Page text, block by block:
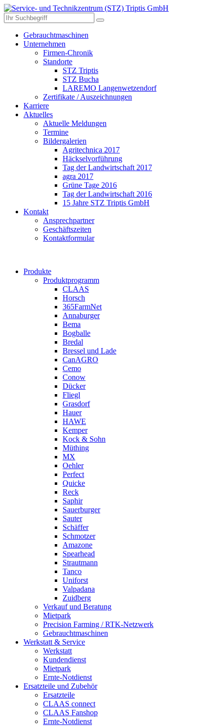
Gebrauchtmaschinen
Unternehmen
Firmen-Chronik
Standorte
STZ Triptis
STZ Bucha
LAREMO Langenwetzendorf
Zertifikate / Auszeichnungen
Karriere
Aktuelles
Aktuelle Meldungen
Termine
Bildergalerien
Agritechnica 2017
Häckselvorführung
Tag der Landwirtschaft 2017
agra 2017
Grüne Tage 2016
Tag der Landwirtschaft 2016
15 Jahre STZ Triptis GmbH
Kontakt
Ansprechpartner
Geschäftszeiten
Kontaktformular
Produkte
Produktprogramm
CLAAS
Horsch
365FarmNet
Annaburger
Bema
Bogballe
Bredal
Bressel und Lade
CanAGRO
Cemo
Conow
Dücker
Fliegl
Grasdorf
Hauer
HAWE
Kemper
Kock & Sohn
Müthing
MX
Oehler
Perfect
Quicke
Reck
Saphir
Sauerburger
Sauter
Schäffer
Schmotzer
Amazone
Spearhead
Strautmann
Tanco
Uniforst
Valpadana
Zuidberg
Verkauf und Beratung
Mietpark
Precision Farming / RTK-Netzwerk
Gebrauchtmaschinen
Werkstatt & Service
Werkstatt
Kundendienst
Mietpark
Ernte-Notdienst
Ersatzteile und Zubehör
Ersatzteile
CLAAS connect
CLAAS Fanshop
Ernte-Notdienst